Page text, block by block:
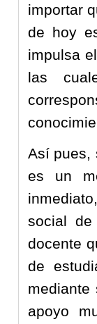
importar
de hoy
impulsa
las
Así pues,
es un
social de
docente
de
mediante
apoyo